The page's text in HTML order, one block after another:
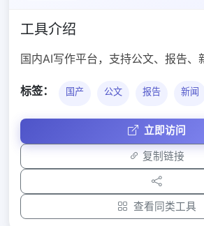
工具介绍
国内AI写作平台，支持公文、报告、
标签： 国产 公文 报告 新闻
立即访问
复制链接
查看同类工具